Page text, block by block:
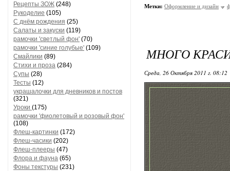
Рецепты ЗОЖ (248)
Рукоделие (105)
С днём рождения (25)
Салаты и закуски (119)
рамочки 'светлый фон' (70)
рамочки 'синие голубые' (109)
Смайлики (89)
Стихи и проза (284)
Супы (28)
Тесты (12)
украшалочки для дневников и постов
(321)
Уроки (175)
рамочки 'фиолетовый и розовый фон'
(108)
Флеш-картинки (172)
Флеш-часики (202)
Флеш-плееры (47)
Флора и фауна (65)
Фоны текстуры (231)
Метки: Оформление и дизайн
МНОГО
Среда, 26 Октября 2011 г. 08:12